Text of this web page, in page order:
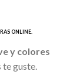
y colores
te guste.